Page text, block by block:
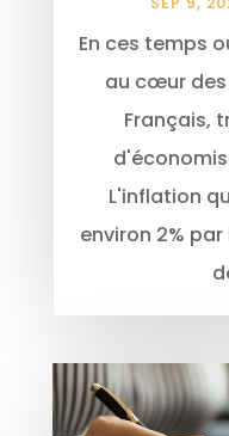
En ces temps
au cœur
Français,
L'inflation
environ 2%